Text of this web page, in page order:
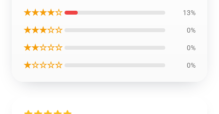
★★★★☆ 13%
★★★☆☆ 0%
★★☆☆☆ 0%
★☆☆☆☆ 0%